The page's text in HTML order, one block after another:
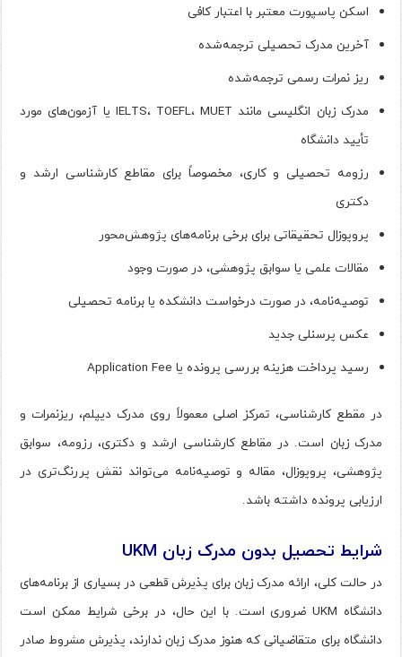
اسکن پاسپورت معتبر با اعتبار کافی
آخرین مدرک تحصیلی ترجمه‌شده
ریز نمرات رسمی ترجمه‌شده
مدرک زبان انگلیسی مانند IELTS، TOEFL، MUET یا آزمون‌های مورد
تأیید دانشگاه
رزومه تحصیلی و کاری، مخصوصاً برای مقاطع کارشناسی ارشد و
دکتری
پروپوزال تحقیقاتی برای برخی برنامه‌های پژوهش‌محور
مقالات علمی یا سوابق پژوهشی، در صورت وجود
توصیه‌نامه، در صورت درخواست دانشکده یا برنامه تحصیلی
عکس پرسنلی جدید
رسید پرداخت هزینه بررسی پرونده یا Application Fee
در مقطع کارشناسی، تمرکز اصلی معمولاً روی مدرک دیپلم، ریزنمرات و
مدرک زبان است. در مقاطع کارشناسی ارشد و دکتری، رزومه، سوابق
پژوهشی، پروپوزال، مقاله و توصیه‌نامه می‌تواند نقش پررنگ‌تری در
ارزیابی پرونده داشته باشد.
شرایط تحصیل بدون مدرک زبان UKM
در حالت کلی، ارائه مدرک زبان برای پذیرش قطعی در بسیاری از برنامه‌های
دانشگاه UKM ضروری است. با این حال، در برخی شرایط ممکن است
دانشگاه برای متقاضیانی که هنوز مدرک زبان ندارند، پذیرش مشروط صادر